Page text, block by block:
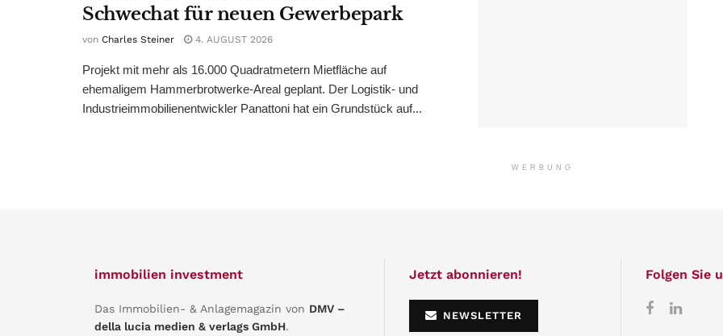
Schwechat für neuen Gewerbepark
von Charles Steiner 4. AUGUST 2026
Projekt mit mehr als 16.000 Quadratmetern Mietfläche auf
ehemaligem Hammerbrotwerke-Areal geplant. Der Logistik- und
Industrieimmobilienentwickler Panattoni hat ein Grundstück auf...
WERBUNG
immobilien investment
Das Immobilien- & Anlagemagazin von DMV –
della lucia medien & verlags GmbH.
Jetzt abonnieren!
NEWSLETTER
Folgen Sie